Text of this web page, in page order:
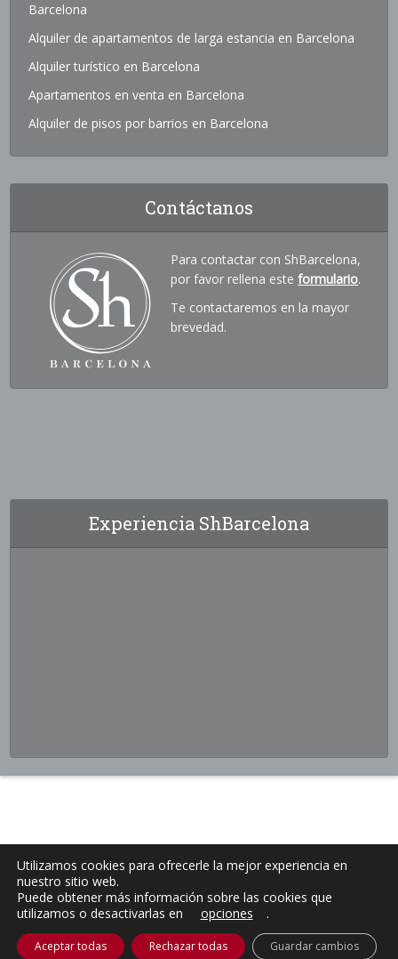
Barcelona
Alquiler de apartamentos de larga estancia en Barcelona
Alquiler turístico en Barcelona
Apartamentos en venta en Barcelona
Alquiler de pisos por barrios en Barcelona
Contáctanos
Para contactar con ShBarcelona,
por favor rellena esteformulario.
Te contactaremos en la mayor
brevedad.
Experiencia ShBarcelona
Utilizamos cookies para ofrecerle la mejor experiencia en
nuestro sitio web.
Puede obtener más información sobre las cookies que
utilizamos o desactivarlas en
opciones .
Aceptar todas Rechazar todas Guardar cambios